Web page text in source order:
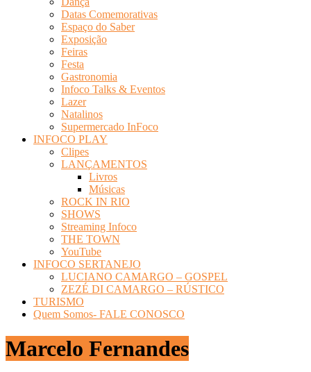
Datas Comemorativas
Espaço do Saber
Exposição
Feiras
Festa
Gastronomia
Infoco Talks & Eventos
Lazer
Natalinos
Supermercado InFoco
INFOCO PLAY
Clipes
LANÇAMENTOS
Livros
Músicas
ROCK IN RIO
SHOWS
Streaming Infoco
THE TOWN
YouTube
INFOCO SERTANEJO
LUCIANO CAMARGO – GOSPEL
ZEZÉ DI CAMARGO – RÚSTICO
TURISMO
Quem Somos- FALE CONOSCO
Marcelo Fernandes